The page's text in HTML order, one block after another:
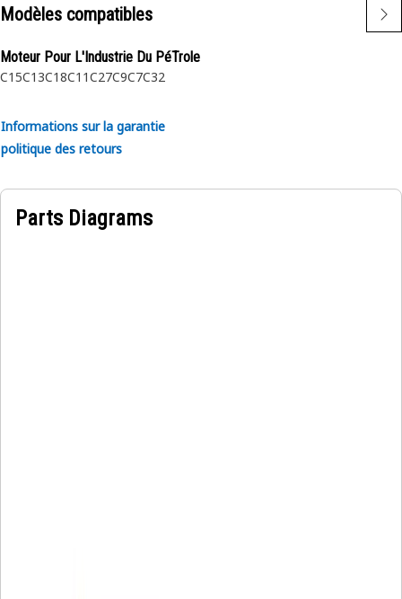
Modèles compatibles
Moteur Pour L'Industrie Du PéTrole
C15C13C18C11C27C9C7C32
Informations sur la garantie
politique des retours
Parts Diagrams